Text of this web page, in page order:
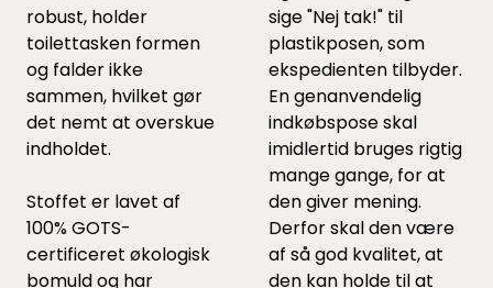
robust, holder
toilettasken formen
og falder ikke
sammen, hvilket gør
det nemt at overskue
indholdet.
Stoffet er lavet af
100% GOTS-
certificeret økologisk
bomuld og har
sige "Nej tak!" til
plastikposen, som
ekspedienten tilbyder.
En genanvendelig
indkøbspose skal
imidlertid bruges rigtig
mange gange, for at
den giver mening.
Derfor skal den være
af så god kvalitet, at
den kan holde til at